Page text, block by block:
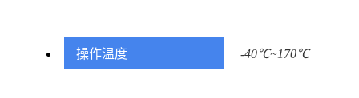
操作温度 -40℃~170℃